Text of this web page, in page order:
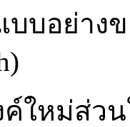
อย่างข
ใหม่ส่ว